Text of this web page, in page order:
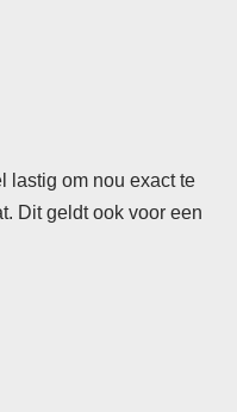
lastig om nou exact te
Dit geldt ook voor een